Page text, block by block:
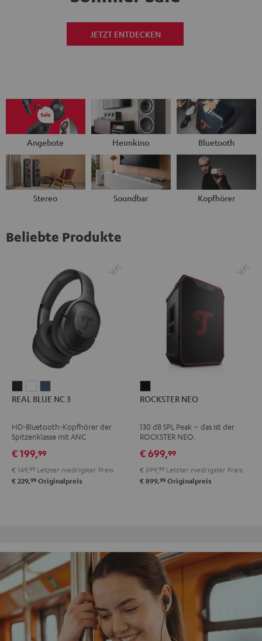
JETZT ENTDECKEN
Angebote Heimkino Bluetooth
Stereo Soundbar Kopfhörer
Beliebte Produkte
BLUE
3
Night
Black
BLUE
3
Pearl
White
BLUE
3
Steel
REAL BLUE NC 3
HD-Bluetooth-Kopfhörer der
Spitzenklasse mit ANC
€ 199,99
€ 149, 99 Letzter niedrigster Preis
€ 229,99 Originalpreis
NEO
ROCKSTER NEO
130 dB SPL Peak – das ist der
ROCKSTER NEO.
€ 699,99
€ 599, 99 Letzter niedrigster Preis
€ 899,99 Originalpreis